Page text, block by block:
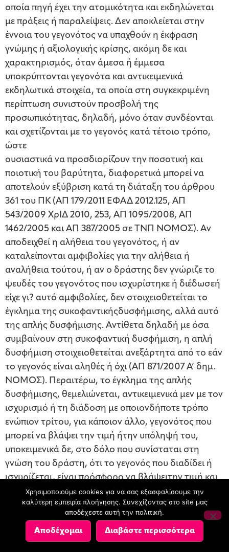
οποία πηγή έχει την ατομικότητα και εκδηλώνεται
με πράξεις ή παραλείψεις. Δεν αποκλείεται στην
έννοια του γεγονότος να υπαχθούν η έκφραση
γνώμης ή αξιολογικής κρίσης, ακόμη δε και
χαρακτηρισμός, όταν άμεσα ή έμμεσα
υποκρύπτονται γεγονότα και αντικειμενικά
εκδηλωτικά στοιχεία, τα οποία στη συγκεκριμένη
περίπτωση συνιστούν προσβολή της
προσωπικότητας, δηλαδή, μόνο όταν συνδέονται
και σχετίζονται με το γεγονός κατά τέτοιο τρόπο,
ώστε
ουσιαστικά να προσδιορίζουν την ποσοτική και
ποιοτική του βαρύτητα, διαφορετικά μπορεί να
αποτελούν εξύβριση κατά τη διάταξη του άρθρου
361 του ΠΚ (ΑΠ 179/2011 ΕΦΑΔ 2012.125, ΑΠ
543/2009 ΧρΙΔ 2010, 253, ΑΠ 1095/2008, ΑΠ
1462/2005 και ΑΠ 387/2005 σε ΤΝΠ ΝΟΜΟΣ). Αν
αποδειχθεί η αλήθεια του γεγονότος, ή αν
καταλείπονται αμφιβολίες για την αλήθεια ή
αναλήθεια τούτου, ή αν ο δράστης δεν γνώριζε το
ψευδές του γεγονότος που ισχυρίστηκε ή διέδωσεή
είχε γι? αυτό αμφιβολίες, δεν στοιχειοθετείται το
έγκλημα της συκοφαντικήςδυσφήμισης, αλλά αυτό
της απλής δυσφήμισης. Αντίθετα δηλαδή με όσα
συμβαίνουν στη συκοφαντική δυσφήμιση, η απλή
δυσφήμιση στοιχειοθετείται ανεξάρτητα από το εάν
το γεγονός είναι αληθές ή όχι (ΑΠ 871/2007 Α’ δημ.
ΝΟΜΟΣ). Περαιτέρω, το έγκλημα της απλής
δυσφήμισης, θεμελιώνεται, αντικειμενικά μεν με τον
ισχυρισμό ή τη διάδοση με οποιονδήποτε τρόπο
ενώπιον τρίτου, για κάποιον άλλο, γεγονότος που
μπορεί να βλάψει την τιμή ήτην υπόληψή του,
υποκειμενικά δε, στο δόλο που συνίσταται στη
γνώση του δράστη, ότι το γεγονός που διαδίδει ή
ισχυρίζεται, είναι πρόσφορο να βλάψειτην τιμή και
την υπόληψη άλλου και τη θέληση να ισχυρισθεί
ενώπιον τρίτου ήνα διαδώσει το βλαπτικό αυτό
γεγονός. Αν αποδειχθεί η αλήθεια του γεγονότος, η
πράξη μένει ατιμώρητη, υπό τις προϋποθέσεις του
Χρησιμοποιούμε cookies για να σας εξασφαλίσουμε την
καλύτερη εμπειρία πλοήγησης. Συνεχίζοντας στο site μας
αποδέχεστε αυτή την πολιτική.
Αποδέχομαι Διαβάστε περισσότερα